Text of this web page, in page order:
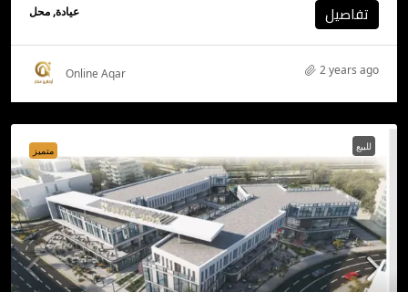
عيادة, محل تفاصيل
Online Aqar 2 years ago
متميز للبيع